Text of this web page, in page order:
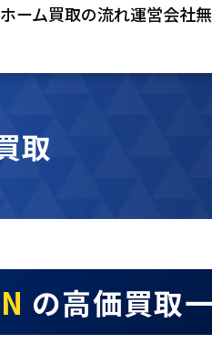
ホーム買取の流れ運営会社
取
の高価買取